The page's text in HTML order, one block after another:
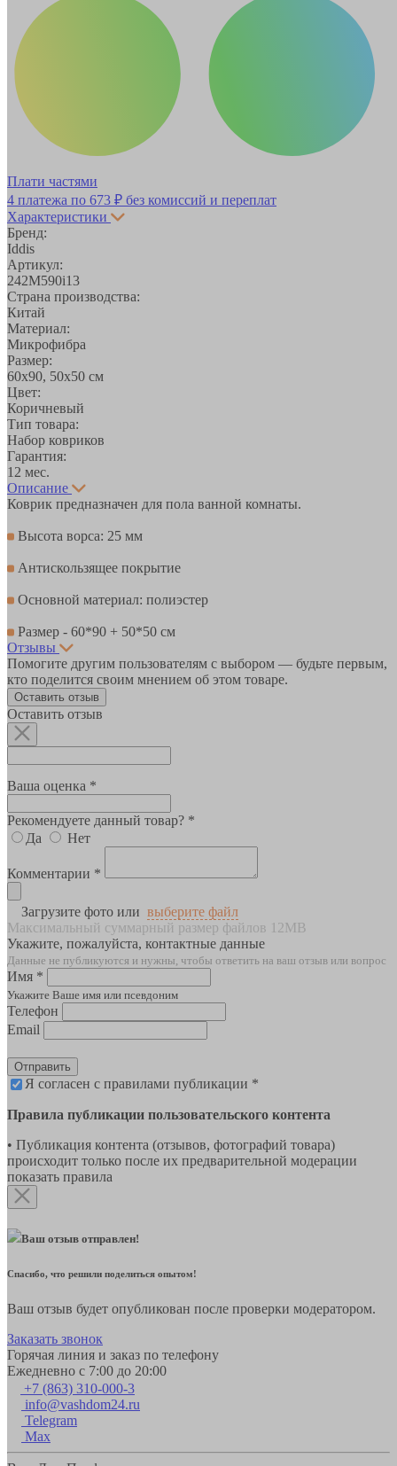
Плати частями
4 платежа по 673 ₽ без комиссий и переплат
Характеристики
Бренд:
Iddis
Артикул:
242M590i13
Страна производства:
Китай
Материал:
Микрофибра
Размер:
60х90, 50х50 см
Цвет:
Коричневый
Тип товара:
Набор ковриков
Гарантия:
12 мес.
Описание
Коврик предназначен для пола ванной комнаты.
Высота ворса: 25 мм
Антискользящее покрытие
Основной материал: полиэстер
Размер - 60*90 + 50*50 см
Отзывы
Помогите другим пользователям с выбором — будьте первым,
кто поделится своим мнением об этом товаре.
Оставить отзыв
Оставить отзыв
Ваша оценка *
Рекомендуете данный товар? *
Да
Нет
Комментарии *
Загрузите фото или выберите файл
Максимальный суммарный размер файлов 12MB
Укажите, пожалуйста, контактные данные
Данные не публикуются и нужны, чтобы ответить на ваш отзыв или вопрос
Имя *
Укажите Ваше имя или псевдоним
Телефон
Email
Отправить
Я согласен с правилами публикации *
Правила публикации пользовательского контента
• Публикация контента (отзывов, фотографий товара)
происходит только после их предварительной модерации
показать правила
Ваш отзыв отправлен!
Спасибо, что решили поделиться опытом!
Ваш отзыв будет опубликован после проверки модератором.
Заказать звонок
Горячая линия и заказ по телефону
Ежедневно с 7:00 до 20:00
+7 (863) 310-000-3
info@vashdom24.ru
Telegram
Max